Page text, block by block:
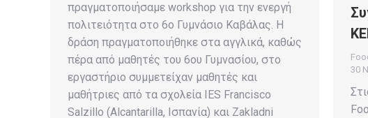
πραγματοποιήσαμε workshop για την ενεργή
πολιτειότητα στο 6ο Γυμνάσιο Καβάλας. Η
δράση πραγματοποιήθηκε στα αγγλικά, καθώς
πέρα από μαθητές του 6ου Γυμνασίου, στο
εργαστήριο συμμετείχαν μαθητές και
μαθήτριες από τα σχολεία IES Francisco
Salzillo (Alcantarilla, Ισπανία) και Zakladni
30